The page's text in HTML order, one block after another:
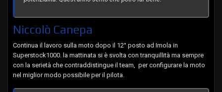
Niccolò Canepa
Continua il lavoro sulla moto dopo il 12° posto ad Imola in
Superstock1000. la mattinata si è svolta con tranquillità ma sempre
con la serietà che contraddistingue il team, per configurare la moto
nel miglior modo possibile per il pilota.